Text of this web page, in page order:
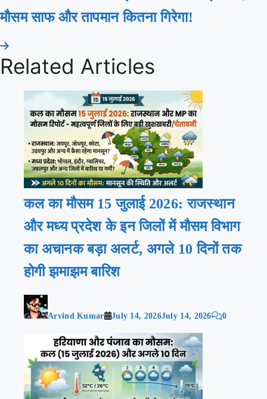
मौसम साफ और तापमान कितना गिरेगा!
Related Articles
कल का मौसम 15 जुलाई 2026: राजस्थान
और मध्य प्रदेश के इन जिलों में मौसम विभाग
का अचानक बड़ा अलर्ट, अगले 10 दिनों तक
होगी झमाझम बारिश
Arvind Kumar July 14, 2026July 14, 2026 0